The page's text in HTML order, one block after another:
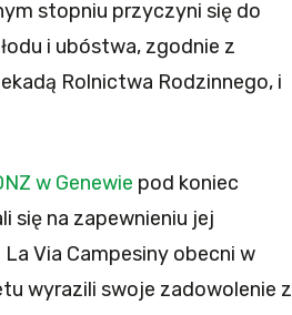
stopniu przyczyni się do
i ubóstwa, zgodnie z
Rolnictwa Rodzinnego, i
w Genewie pod koniec
się na zapewnieniu jej
Via Campesiny obecni w
wyrazili swoje zadowolenie z